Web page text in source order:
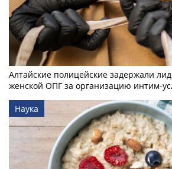
Алтайские полицейские задержали
женской ОПГ за организацию интим-
Наука